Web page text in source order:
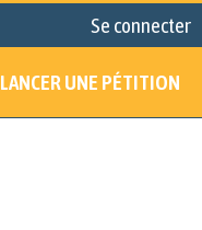
Se connecter
LANCER UNE PÉTITION